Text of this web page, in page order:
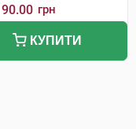
грн
КУПИТИ